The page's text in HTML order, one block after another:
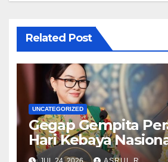
Related Post
UNCATEGORIZED
Gegap Gempita
Hari Kebaya
Batam